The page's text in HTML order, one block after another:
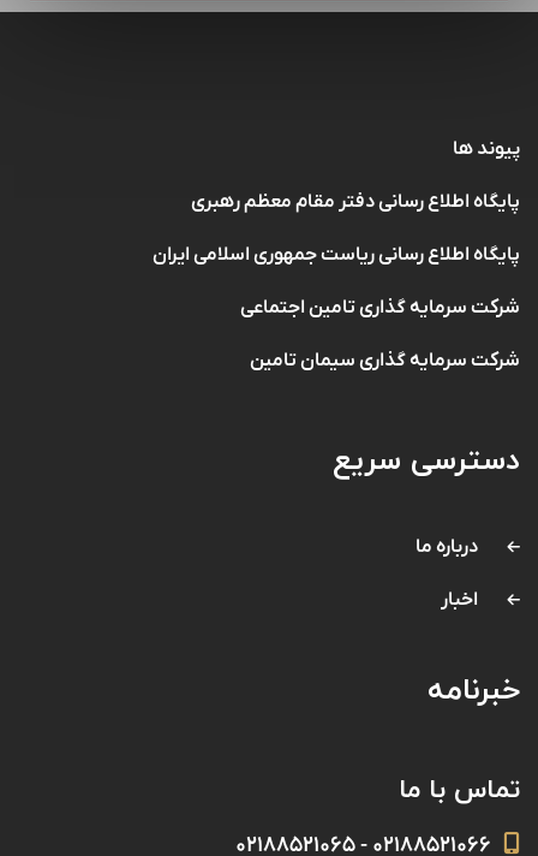
پیوند ها
پایگاه اطلاع رسانی دفتر مقام معظم رهبری
پایگاه اطلاع رسانی ریاست جمهوری اسلامی ایران
شرکت سرمایه گذاری تامین اجتماعی
شرکت سرمایه گذاری سیمان تامین
دسترسی سریع
درباره ما
اخبار
خبرنامه
تماس با ما
۰۲۱۸۸۵۲۱۰۶۶ - ۰۲۱۸۸۵۲۱۰۶۵